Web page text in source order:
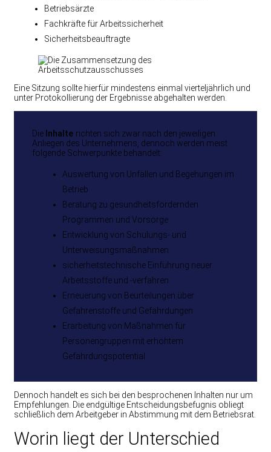
Betriebsärzte
Fachkräfte für Arbeitssicherheit
Sicherheitsbeauftragte
Eine Sitzung sollte hierfür mindestens einmal vierteljährlich und
unter Protokollierung der Ergebnisse abgehalten werden.
Die Inhalte richten sich zwar nach den jeweiligen
Anliegen des Unternehmens, dennoch werden meist
folgende Schwerpunkte behandelt:
Auswertung von Unfällen und Begehungen im
Betrieb
Beratung zu gesundheitsfördernden
Programmen und Vorsorge
Entwicklung von Schulungs- und
Unterweisungsmaßnahmen
sicherheitstechnische Einführung neuer
Arbeitsstoffe und -verfahren
Erneuerung von Beurteilungen über
Gefahrenstoffe und Gefährdungen
Erarbeitung von Maßnahmen für
Personengruppen mit erhöhtem
Gefährdungspotential
Dennoch handelt es sich bei den besprochenen Inhalten nur um
Empfehlungen. Die endgültige Entscheidungsbefugnis obliegt
schließlich dem Arbeitgeber in Abstimmung mit dem Betriebsrat.
Worin liegt der Unterschied